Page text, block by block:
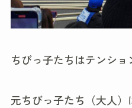
ちびっ子たちはテンショ
元ちびっ子たち（大人